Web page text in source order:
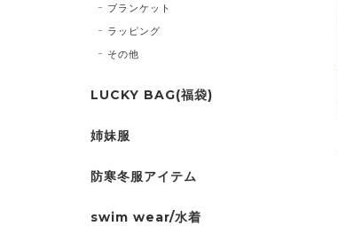
ブランケット
ラッピング
その他
LUCKY BAG(福袋)
姉妹服
防寒冬服アイテム
swim wear/水着